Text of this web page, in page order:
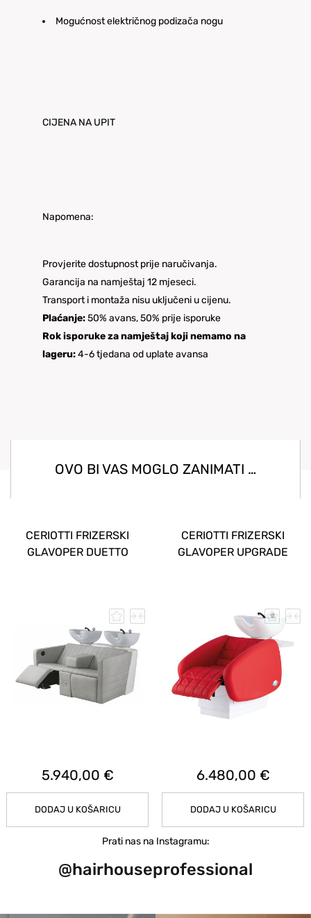
Mogućnost električnog podizača nogu
CIJENA NA UPIT
Napomena:
Provjerite dostupnost prije naručivanja.
Garancija na namještaj 12 mjeseci.
Transport i montaža nisu uključeni u cijenu.
Plaćanje:50% avans, 50% prije isporuke
Rok isporuke za namještaj koji nemamo na
lageru:4-6 tjedana od uplate avansa
OVO BI VAS MOGLO ZANIMATI …
CERIOTTI FRIZERSKI
GLAVOPER DUETTO
5.940,00 €
DODAJ U KOŠARICU
CERIOTTI FRIZERSKI
GLAVOPER UPGRADE
6.480,00 €
DODAJ U KOŠARICU
Prati nas na Instagramu:
@hairhouseprofessional